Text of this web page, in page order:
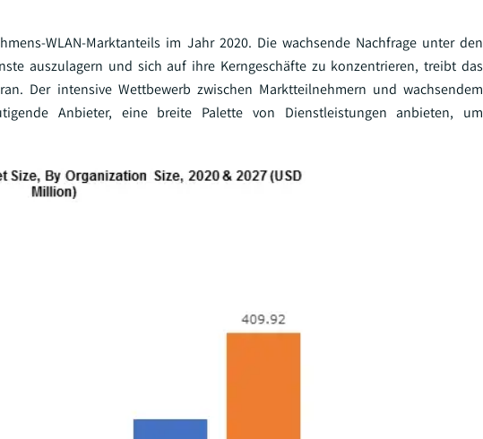
WLAN-Marktanteils im Jahr 2020. Die wachsende Nachfrage unter den
auszulagern und sich auf ihre Kerngeschäfte zu konzentrieren, treibt das
Der intensive Wettbewerb zwischen Marktteilnehmern und wachsendem
Anbieter, eine breite Palette von Dienstleistungen anbieten, um